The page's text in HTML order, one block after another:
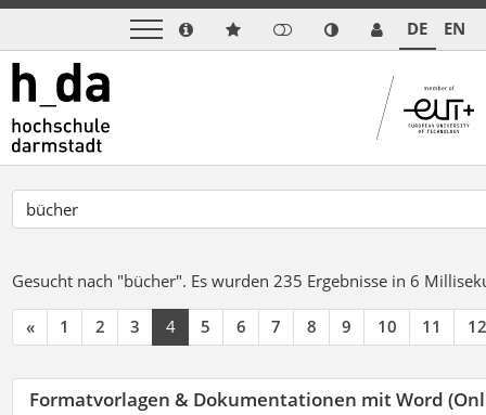
DE EN
Gesucht nach "bücher". Es wurden 235 Ergebnisse in 6
« 1 2 3 4 5 6 7 8 9 10 11 12
Formatvorlagen & Dokumentationen mit Word